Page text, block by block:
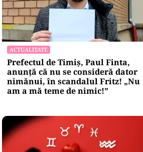
ACTUALITATE
Prefectul de Timiș, Paul Finta,
anunță că nu se consideră dator
nimănui, în scandalul Fritz! „Nu
am a mă teme de nimic!”